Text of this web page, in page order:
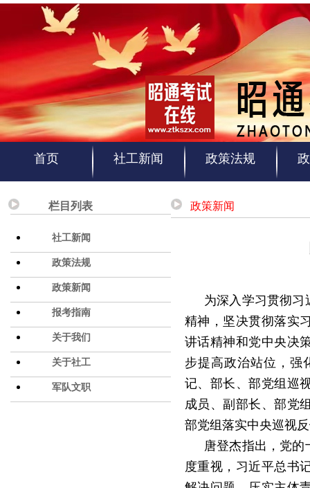
首页 社工新闻 政策法规
栏目列表
社工新闻
政策法规
政策新闻
报考指南
关于我们
关于社工
军队文职
政策新闻
为深入学习贯彻
精神，坚决贯彻落实
讲话精神和党中央决
步提高政治站位，强
记、部长、部党组巡
成员、副部长、部党
部党组落实中央巡视
唐登杰指出，党
度重视，习近平总书